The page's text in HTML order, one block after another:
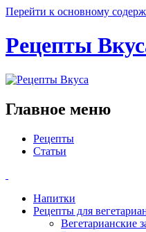
Перейти к основному
Рецепты
Главное меню
Рецепты
Статьи
Напитки
Рецепты для
Вегетарианские